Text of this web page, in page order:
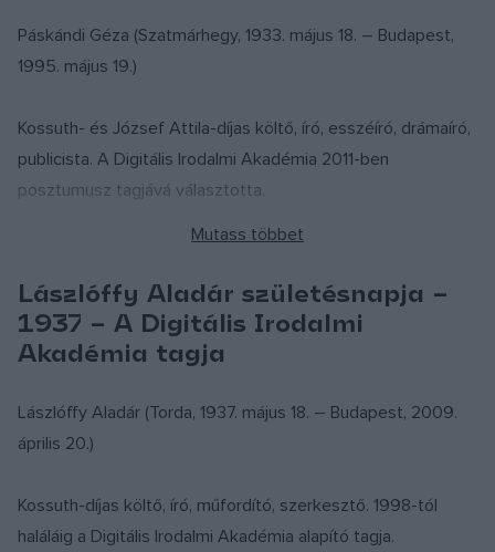
Páskándi Géza (Szatmárhegy, 1933. május 18. – Budapest,
1995. május 19.)
Kossuth- és József Attila-díjas költő, író, esszéíró, drámaíró,
publicista. A Digitális Irodalmi Akadémia 2011-ben
posztumusz tagjává választotta.
„Sorsunk már születésünk előtt színre lép.
Anyánk csak egyik kezével ringatja a bölcsőt…”
1933. május 18-án született Szatmárhegyen (Viile Satu Mare
Ugyanott, a Kölcsey Gimnáziumban folytatta középiskolás
tanulmányait, melyeket Kolozsvárott, levelező tagozaton
Lászlóffy Aladár születésnapja –
1937 – A Digitális Irodalmi
Akadémia tagja
Lászlóffy Aladár (Torda, 1937. május 18. – Budapest, 2009.
április 20.)
Kossuth-díjas költő, író, műfordító, szerkesztő. 1998-tól
haláláig a Digitális Irodalmi Akadémia alapító tagja.